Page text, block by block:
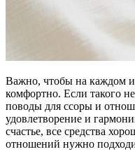
Важно, чтобы на каждом
комфортно. Если такого
поводы для ссоры и
удовлетворение и
счастье, все средства
отношений нужно